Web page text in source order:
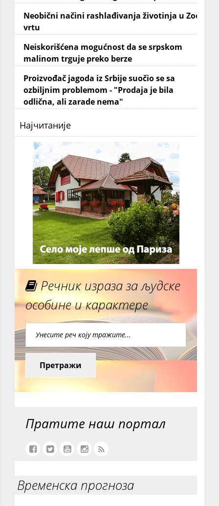
Neobični načini rashlađivanja životinja u Zoo
vrtu
Neiskorišćena mogućnost da se srpskom
malinom trguje preko berze
Proizvođač jagoda iz Srbije suočio se sa
ozbiljnim problemom - "Prodaja je bila
odlična, ali zarade nema"
Најчитаније
Речник израза за људске
особине и карактере
Претражи
Пратите наш портал
Временска прогноза